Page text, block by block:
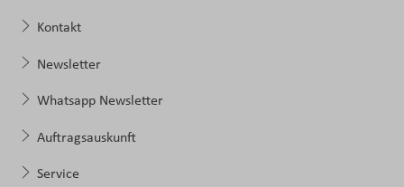
Kontakt
Newsletter
Whatsapp Newsletter
Auftragsauskunft
Service